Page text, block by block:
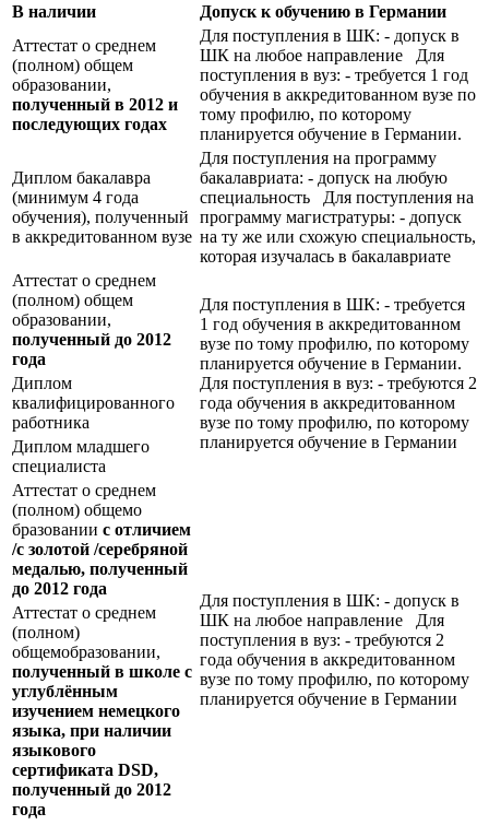
В наличии
Допуск к обучению в Германии
Аттестат о среднем
(полном) общем
образовании,
полученный в 2012 и
последующих годах
Для поступления в ШК: - допуск в
ШК на любое направление Для
поступления в вуз: - требуется 1 год
обучения в аккредитованном вузе по
тому профилю, по которому
планируется обучение в Германии.
Диплом бакалавра
(минимум 4 года
обучения), полученный
в аккредитованном вузе
Для поступления на программу
бакалавриата: - допуск на любую
специальность Для поступления на
программу магистратуры: - допуск
на ту же или схожую специальность,
которая изучалась в бакалавриате
Аттестат о среднем
(полном) общем
образовании,
полученный до 2012
года
Для поступления в ШК: - требуется
1 год обучения в аккредитованном
вузе по тому профилю, по которому
планируется обучение в Германии.
Для поступления в вуз: - требуются 2
года обучения в аккредитованном
вузе по тому профилю, по которому
планируется обучение в Германии
Диплом
квалифицированного
работника
Диплом младшего
специалиста
Аттестат о среднем
(полном) общемо
бразовании с отличием
/с золотой /серебряной
медалью, полученный
до 2012 года
Для поступления в ШК: - допуск в
ШК на любое направление Для
поступления в вуз: - требуются 2
года обучения в аккредитованном
вузе по тому профилю, по которому
планируется обучение в Германии
Аттестат о среднем
(полном)
общемобразовании,
полученный в школе с
углублённым
изучением немецкого
языка, при наличии
языкового
сертификата DSD,
полученный до 2012
года